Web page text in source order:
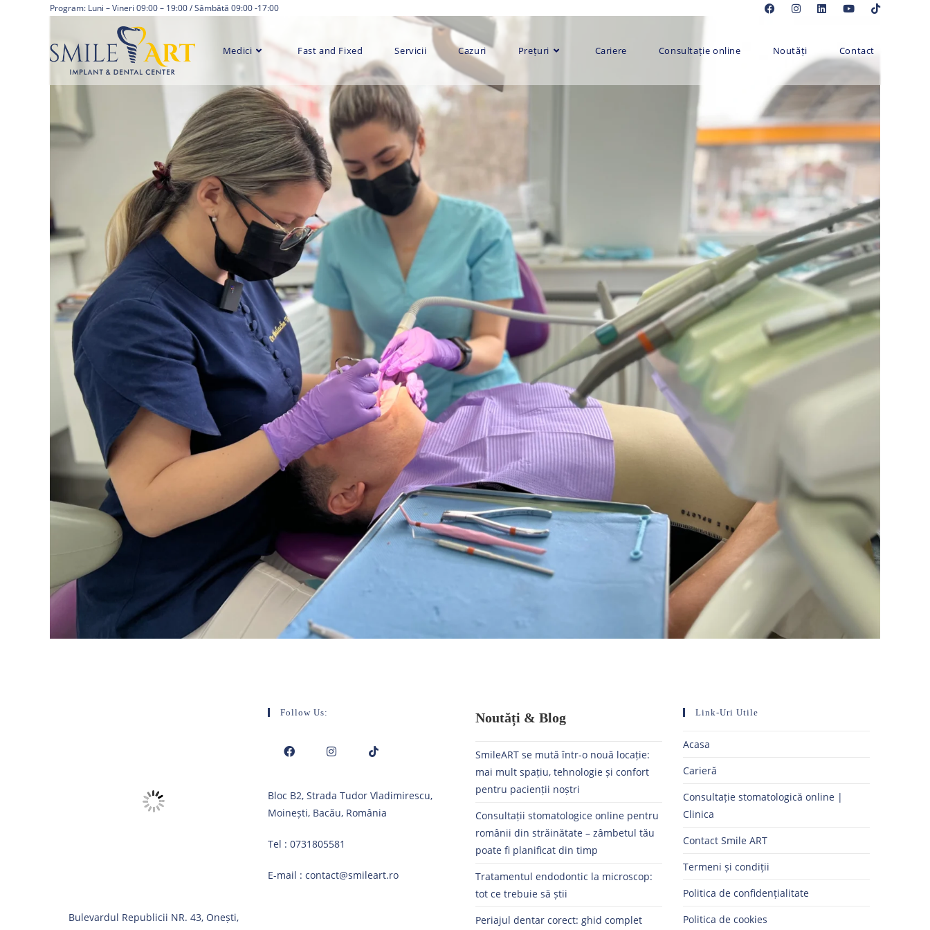
Program: Luni – Vineri 09:00 – 19:00 / Sâmbătă 09:00 -17:00
Medici Fast and Fixed Servicii Cazuri Prețuri Cariere Consultație online Noutăți Contact
Bulevardul Republicii NR. 43, Onești,
Follow Us:
in
a
tab
in
a
tab
in
a
Bloc B2, Strada Tudor Vladimirescu,
Moinești, Bacău, România
Tel : 0731805581
E-mail : contact@smileart.ro
Noutăți & Blog
SmileART se mută într-o nouă locație:
mai mult spațiu, tehnologie și confort
pentru pacienții noștri
Consultații stomatologice online pentru
românii din străinătate – zâmbetul tău
poate fi planificat din timp
Tratamentul endodontic la microscop:
tot ce trebuie să știi
Periajul dentar corect: ghid complet
Link-Uri Utile
Acasa
Carieră
Consultație stomatologică online |
Clinica
Contact Smile ART
Termeni și condiții
Politica de confidențialitate
Politica de cookies